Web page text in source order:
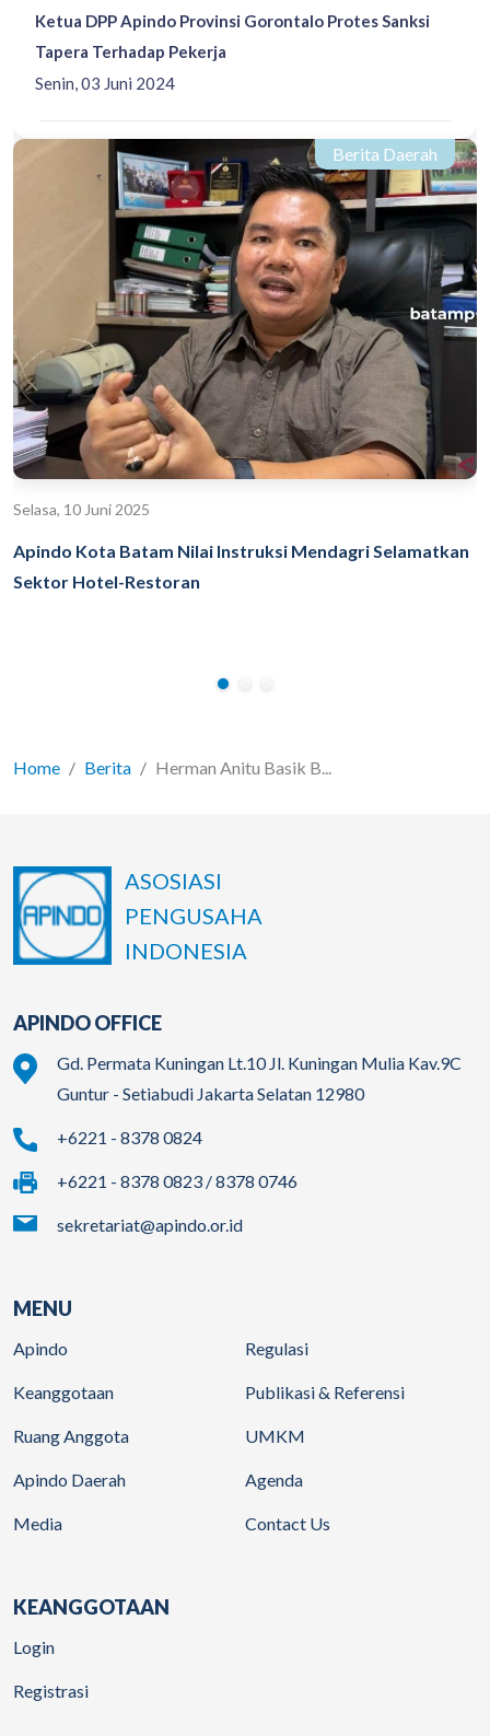
Senin, 03 Juni 2024
Ketua DPP Apindo Provinsi Gorontalo Protes Sanksi
Tapera Terhadap Pekerja
Berita Daerah
Selasa, 10 Juni 2025
Apindo Kota Batam Nilai Instruksi Mendagri Selamatkan
Sektor Hotel-Restoran
Home Berita Herman Anitu Basik B...
ASOSIASI
PENGUSAHA
INDONESIA
APINDO OFFICE
Gd. Permata Kuningan Lt.10 Jl. Kuningan Mulia Kav.9C
Guntur - Setiabudi Jakarta Selatan 12980
+6221 - 8378 0824
+6221 - 8378 0823 / 8378 0746
sekretariat@apindo.or.id
MENU
Apindo
Keanggotaan
Ruang Anggota
Apindo Daerah
Media
Regulasi
Publikasi & Referensi
UMKM
Agenda
Contact Us
KEANGGOTAAN
Login
Registrasi